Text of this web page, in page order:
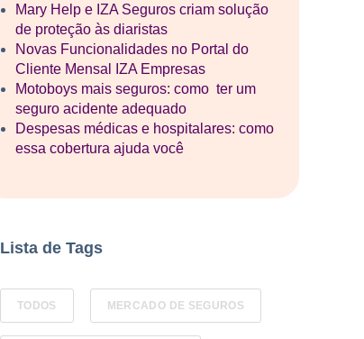
Mary Help e IZA Seguros criam solução
de proteção às diaristas
Novas Funcionalidades no Portal do
Cliente Mensal IZA Empresas
Motoboys mais seguros: como ter um
seguro acidente adequado
Despesas médicas e hospitalares: como
essa cobertura ajuda você
Lista de Tags
TODOS MERCADO DE SEGUROS